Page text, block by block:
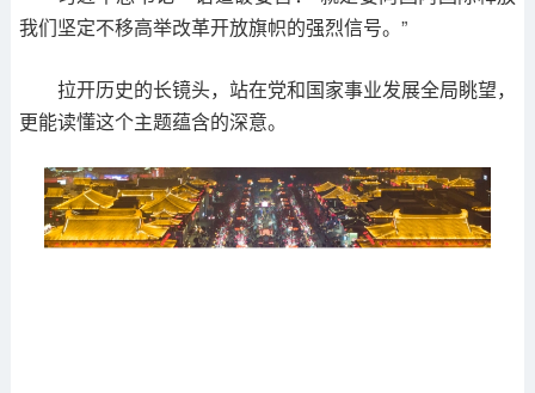
我们坚定不移高举改革开放旗帜的强烈信号。”
拉开历史的长镜头，站在党和国家事业发展全局眺望，
更能读懂这个主题蕴含的深意。